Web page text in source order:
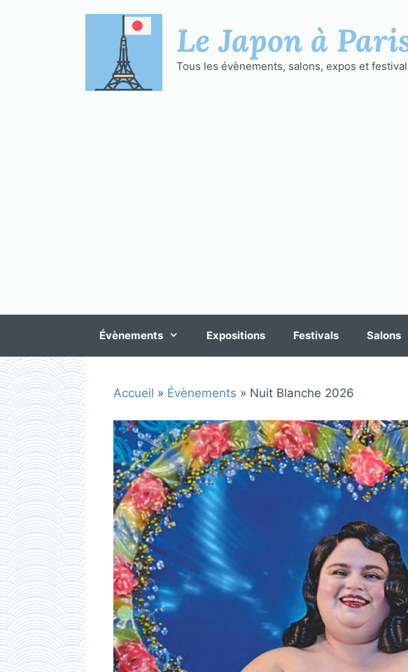
Le Japon à
Tous les évènements, salons, expos et
Évènements Expositions Festivals Salons
Accueil » Évènements » Nuit Blanche 2026